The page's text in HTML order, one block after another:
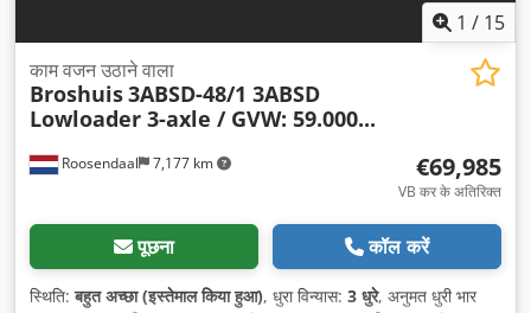
1 / 15
Roosendaal 7,177 km
काम वजन उठाने वाला
Broshuis3ABSD-48/1 3ABSD
Lowloader 3-axle / GVW: 59.000...
€69,985
VB कर के अतिरिक्त
पूछना कॉल करें
स्थिति:बहुत अच्छा (इस्तेमाल किया हुआ), धुरा विन्यास: 3 धुरे, अनुमत धुरी भार